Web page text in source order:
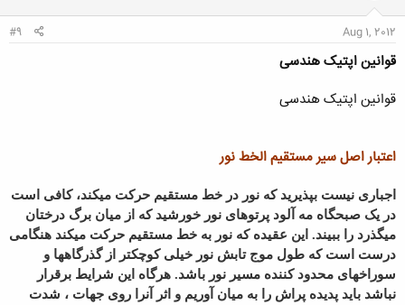
Aug 1, 2012
#9
قوانین اپتیک هندسی
قوانین اپتیک هندسی
اعتبار اصل سیر مستقیم الخط نور
اجباری نیست بپذیرید که نور در خط مستقیم حرکت میکند، کافی است
در یک صبحگاه مه آلود پرتوهای نور خورشید که از میان برگ درختان
میگذرد را ببیند. این عقیده که نور به خط مستقیم حرکت میکند هنگامی
درست است که طول موج تابش نور خیلی کوچکتر از گذرگاهها و
سوراخهای محدود کننده مسیر نور باشد. هرگاه این شرایط برقرار
نباشد باید پدیده پراش را به میان آوریم و اثر آنرا روی جهات ، شدت